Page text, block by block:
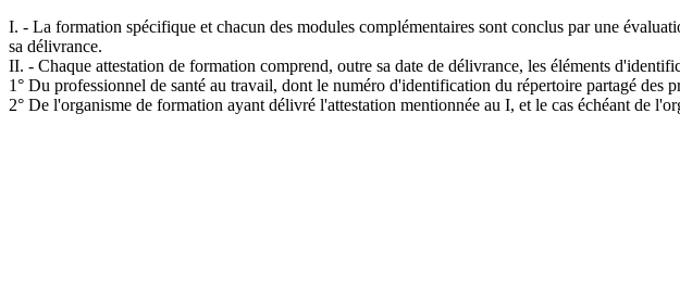
I. - La formation spécifique et chacun des modules complémentaires sont conclus par une
sa délivrance.
II. - Chaque attestation de formation comprend, outre sa date de délivrance, les éléments
1° Du professionnel de santé au travail, dont le numéro d'identification du répertoire partagé des
2° De l'organisme de formation ayant délivré l'attestation mentionnée au I, et le cas échéant de